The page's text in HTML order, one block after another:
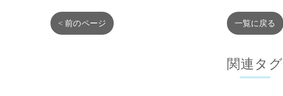
< 前のページ 一覧に戻る
関連タグ